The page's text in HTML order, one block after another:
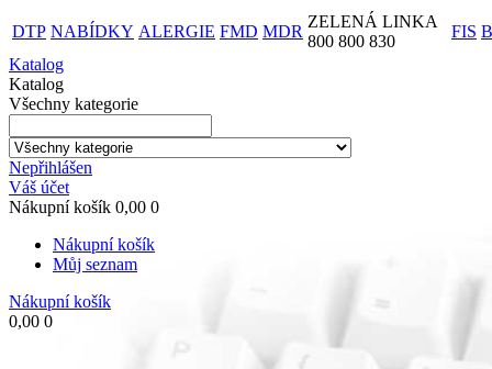
DTP NABÍDKY ALERGIE FMD MDR
ZELENÁ LINKA
800 800 830
FIS
Katalog
Katalog
Všechny kategorie
Nepřihlášen
Váš účet
Nákupní košík 0,00 0
Nákupní košík
Můj seznam
Nákupní košík
0,00 0